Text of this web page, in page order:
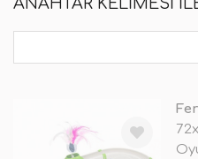
ANAHTAR KELIMESI